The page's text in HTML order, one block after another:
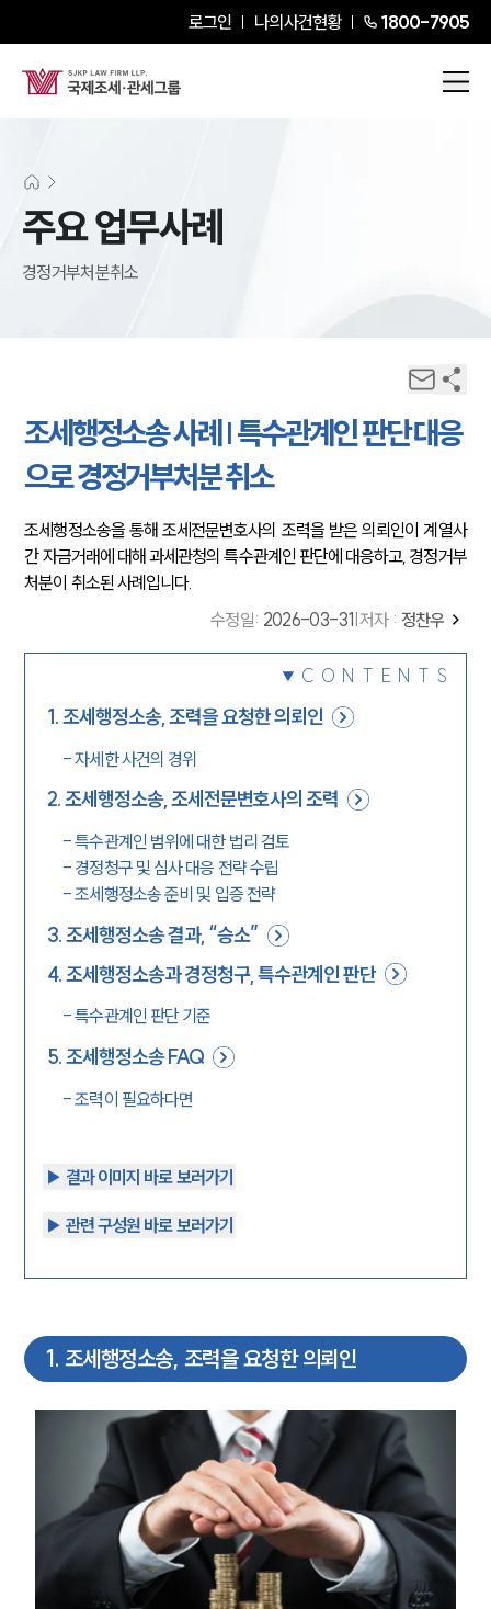
로그인 나의사건현황 1800-7905
주요 업무사례
경정거부처분취소
조세행정소송 사례 | 특수관계인 판단 대응
으로 경정거부처분 취소
조세행정소송을 통해 조세전문변호사의 조력을 받은 의뢰인이 계열사
간 자금거래에 대해 과세관청의 특수관계인 판단에 대응하고, 경정거부
처분이 취소된 사례입니다.
수정일: 2026-03-31 저자 : 정찬우
CONTENTS
1.조세행정소송, 조력을 요청한 의뢰인
-자세한 사건의 경위
2.조세행정소송, 조세전문변호사의 조력
-특수관계인 범위에 대한 법리 검토
- 경정청구 및 심사 대응 전략 수립
-조세행정소송 준비 및 입증 전략
3.조세행정소송 결과, “승소”
4.조세행정소송과 경정청구, 특수관계인 판단
-특수관계인 판단 기준
5.조세행정소송 FAQ
-조력이 필요하다면
▶︎ 결과 이미지 바로 보러가기
▶︎ 관련 구성원 바로 보러가기
1. 조세행정소송, 조력을 요청한 의뢰인